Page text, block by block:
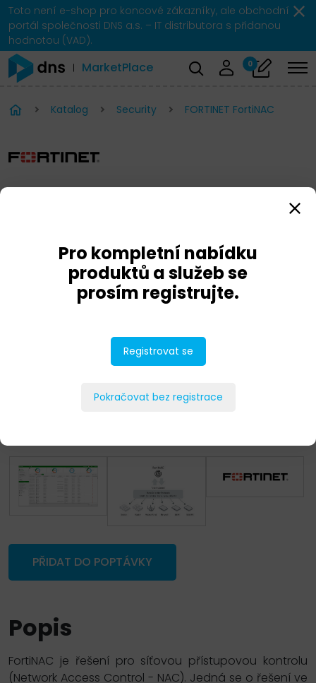
Toto není e-shop pro koncové zákazníky, ale obchodní
portál společnosti DNS a.s. – IT distributora s přidanou
hodnotou (VAD).
MarketPlace 0
Katalog Security FORTINET FortiNAC
PŘIDAT DO POPTÁVKY
Popis
FortiNAC je řešení pro síťovou přístupovou kontrolu
(Network Access Control - NAC). Jedná se o řešení ve
Pro kompletní nabídku
produktů a služeb se
prosím registrujte.
Registrovat se
Pokračovat bez registrace